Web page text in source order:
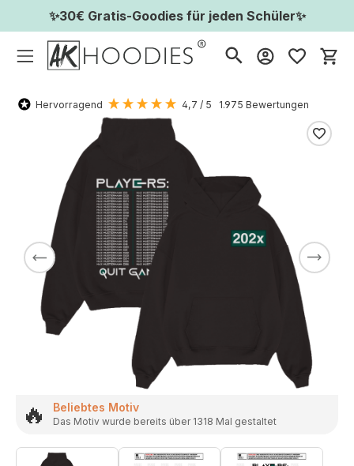
✨30€ Gratis-Goodies für jeden Schüler✨
Hervorragend 4,7 / 5 1.975 Bewertungen
🔥 Beliebtes Motiv
Das Motiv wurde bereits über 1318 Mal gestaltet